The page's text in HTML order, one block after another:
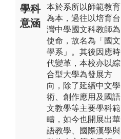
學科
意涵
本於系所以師範教育
為本，過往以培育台
灣中學國文科教師為
使命，故名為「國文
學系」。其後因應時
代變革，本校亦以綜
合型大學為發展方
向，除了延續中文學
術、創作應用及國語
文教學等主要學科範
疇，如今也開展出華
語教學、國際漢學與